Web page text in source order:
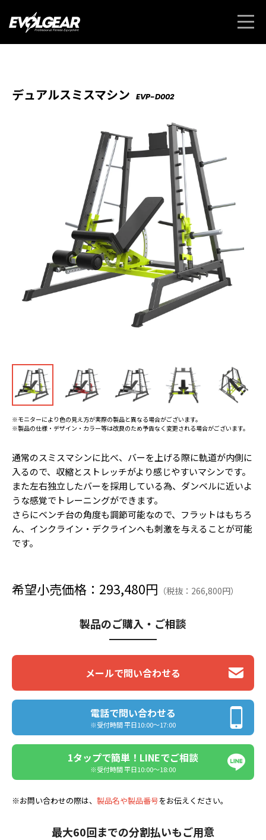
デュアルスミスマシン EVP-D002
※モニターにより色の見え方が実際の製品と異なる場合がございます。
※製品の仕様・デザイン・カラー等は改良のため予告なく変更される場合がございます。
通常のスミスマシンに比べ、バーを上げる際に軌道が内側に
入るので、収縮とストレッチがより感じやすいマシンです。
また左右独立したバーを採用している為、ダンベルに近いよ
うな感覚でトレーニングができます。
さらにベンチ台の角度も調節可能なので、フラットはもちろ
ん、インクライン・デクラインへも刺激を与えることが可能
です。
希望小売価格：293,480円 （税抜：266,800円）
製品のご購入・ご相談
メールで問い合わせる
電話で問い合わせる
※受付時間 平日10:00〜17:00
1タップで簡単！LINEでご相談
※受付時間 平日10:00〜18:00
※お問い合わせの際は、 製品名や製品番号をお伝えください。
最大60回までの分割払いもご用意